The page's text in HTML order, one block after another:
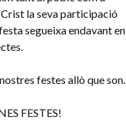
la seva participació
segueixa endavant en
festes allò que son.
FESTES!